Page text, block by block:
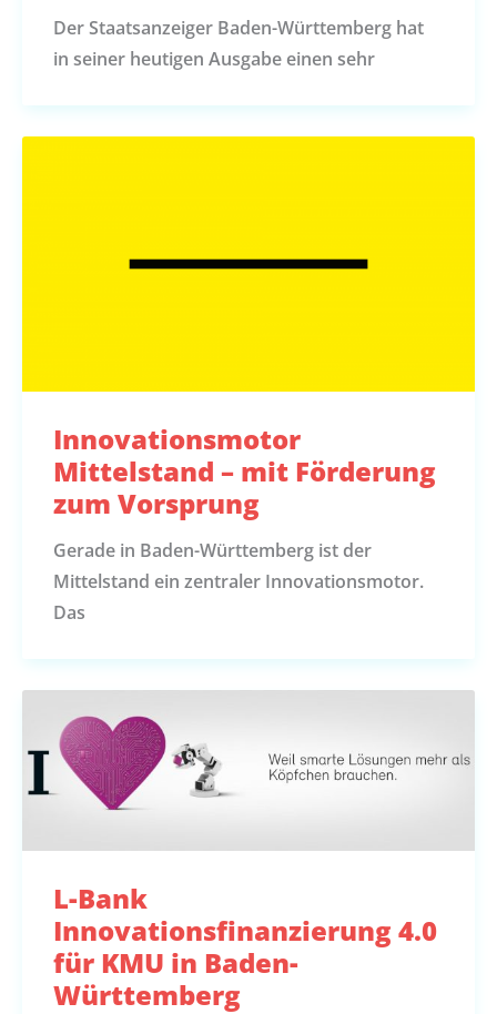
Der Staatsanzeiger Baden-Württemberg hat
in seiner heutigen Ausgabe einen sehr
Innovationsmotor
Mittelstand – mit Förderung
zum Vorsprung
Gerade in Baden-Württemberg ist der
Mittelstand ein zentraler Innovationsmotor.
Das
L-Bank
Innovationsfinanzierung 4.0
für KMU in Baden-
Württemberg